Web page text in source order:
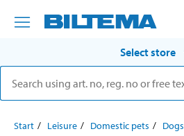
Select store
Start Leisure Domestic pets Dogs